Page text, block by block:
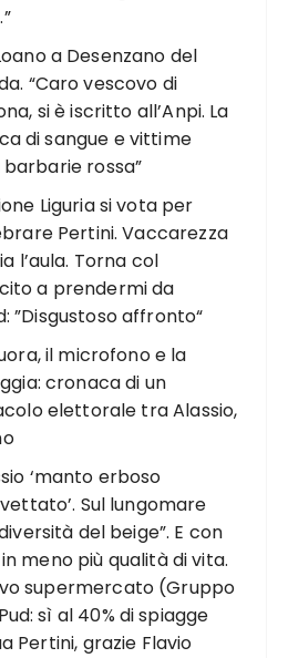
a Desenzano del
“Caro vescovo di
si è iscritto all’Anpi. La
di sangue e vittime
rossa”
Liguria si vota per
Pertini. Vaccarezza
l’aula. Torna col
a prendermi da
”Disgustoso affronto“
il microfono e la
cronaca di un
elettorale tra Alassio,
‘manto erboso
Sul lungomare
del beige”. E con
meno più qualità di vita.
supermercato (Gruppo
sì al 40% di spiagge
Pertini, grazie Flavio